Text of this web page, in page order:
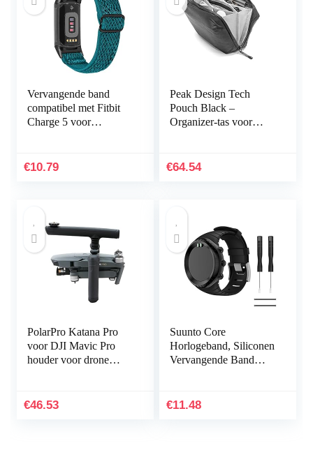
Vervangende band
compatibel met Fitbit
Charge 5 voor
elastische elastische
€10.79
Peak Design Tech
Pouch Black –
Organizer-tas voor
€64.54
PolarPro Katana Pro
voor DJI Mavic Pro
houder voor drone
€46.53
Suunto Core
Horlogeband, Siliconen
Vervangende Band
Horlogeband
€11.48